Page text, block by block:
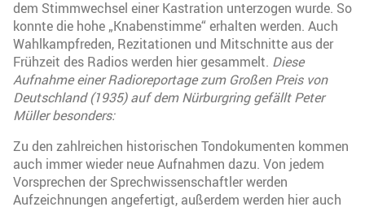
dem Stimmwechsel einer Kastration unterzogen wurde. So
konnte die hohe „Knabenstimme“ erhalten werden. Auch
Wahlkampfreden, Rezitationen und Mitschnitte aus der
Frühzeit des Radios werden hier gesammelt. Diese
Aufnahme einer Radioreportage zum Großen Preis von
Deutschland (1935) auf dem Nürburgring gefällt Peter
Müller besonders:
Zu den zahlreichen historischen Tondokumenten kommen
auch immer wieder neue Aufnahmen dazu. Von jedem
Vorsprechen der Sprechwissenschaftler werden
Aufzeichnungen angefertigt, außerdem werden hier auch